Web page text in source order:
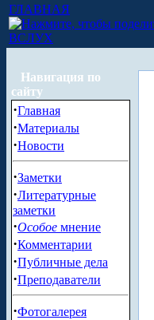
ГЛАВНАЯ
ВСЛУХ
Навигация по
сайту
·Главная
·Материалы
·Новости
·Заметки
·Литературные
заметки
·Особое мнение
·Комментарии
·Публичные дела
·Преподаватели
·Фотогалерея